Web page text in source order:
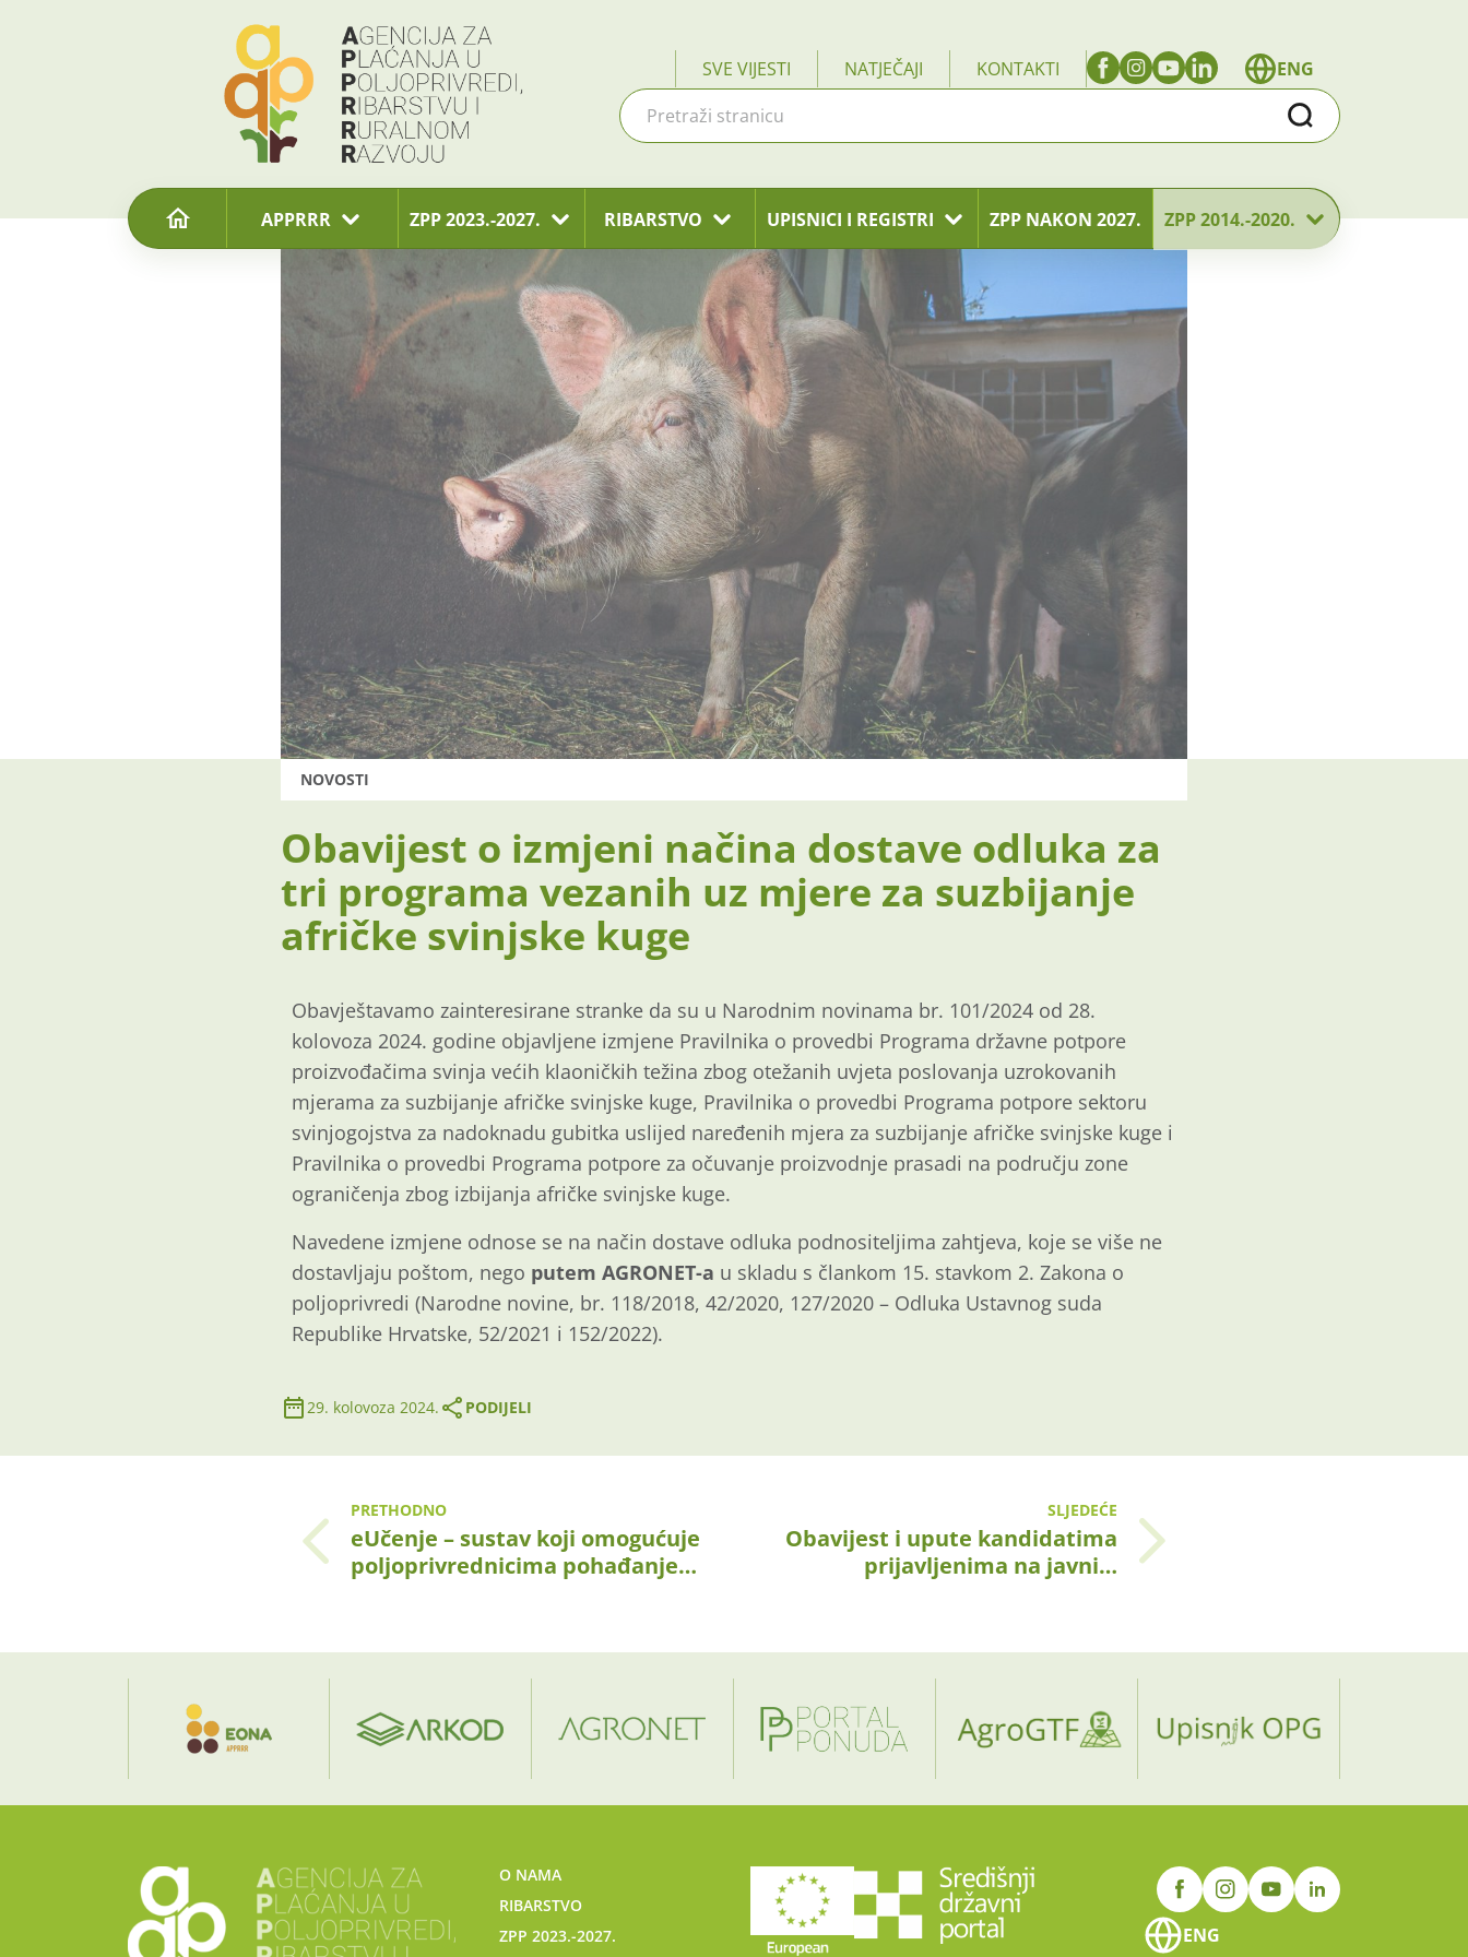
SVE VIJESTI NATJEČAJI KONTAKTI
ENG
Traži
APPRRR ZPP 2023.-2027. RIBARSTVO UPISNICI I REGISTRI ZPP NAKON 2027. ZPP 2014.-2020.
NOVOSTI
Obavijest o izmjeni načina dostave odluka za
tri programa vezanih uz mjere za suzbijanje
afričke svinjske kuge
Obavještavamo zainteresirane stranke da su u Narodnim novinama br. 101/2024 od 28.
kolovoza 2024. godine objavljene izmjene Pravilnika o provedbi Programa državne potpore
proizvođačima svinja većih klaoničkih težina zbog otežanih uvjeta poslovanja uzrokovanih
mjerama za suzbijanje afričke svinjske kuge, Pravilnika o provedbi Programa potpore sektoru
svinjogojstva za nadoknadu gubitka uslijed naređenih mjera za suzbijanje afričke svinjske kuge i
Pravilnika o provedbi Programa potpore za očuvanje proizvodnje prasadi na području zone
ograničenja zbog izbijanja afričke svinjske kuge.
Navedene izmjene odnose se na način dostave odluka podnositeljima zahtjeva, koje se više ne
dostavljaju poštom, nego putem AGRONET-a u skladu s člankom 15. stavkom 2. Zakona o
poljoprivredi (Narodne novine, br. 118/2018, 42/2020, 127/2020 – Odluka Ustavnog suda
Republike Hrvatske, 52/2021 i 152/2022).
29. kolovoza 2024. PODIJELI
PRETHODNO
eUčenje – sustav koji omogućuje
poljoprivrednicima pohađanje…
SLJEDEĆE
Obavijest i upute kandidatima
prijavljenima na javni…
O NAMA
RIBARSTVO
ZPP 2023.-2027.
ENG